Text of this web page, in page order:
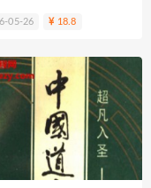
05-26 18.8